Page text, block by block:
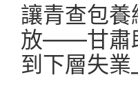
讓青查包
放——甘肅
到下層失業